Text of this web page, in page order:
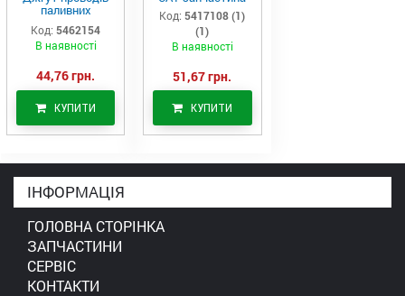
паливних
форсунок CAT
C7/C9 (546-2154)
Код: 5462154
В наявності
44,76 грн.
КУПИТИ
Код: 5417108 (1)
(1)
В наявності
51,67 грн.
КУПИТИ
ІНФОРМАЦІЯ
ГОЛОВНА СТОРІНКА
ЗАПЧАСТИНИ
СЕРВІС
КОНТАКТИ